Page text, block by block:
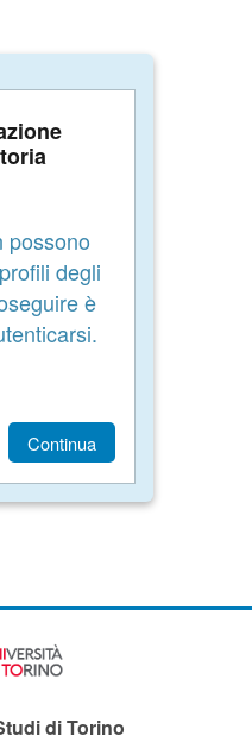
possono
degli
è
Continua
di Torino